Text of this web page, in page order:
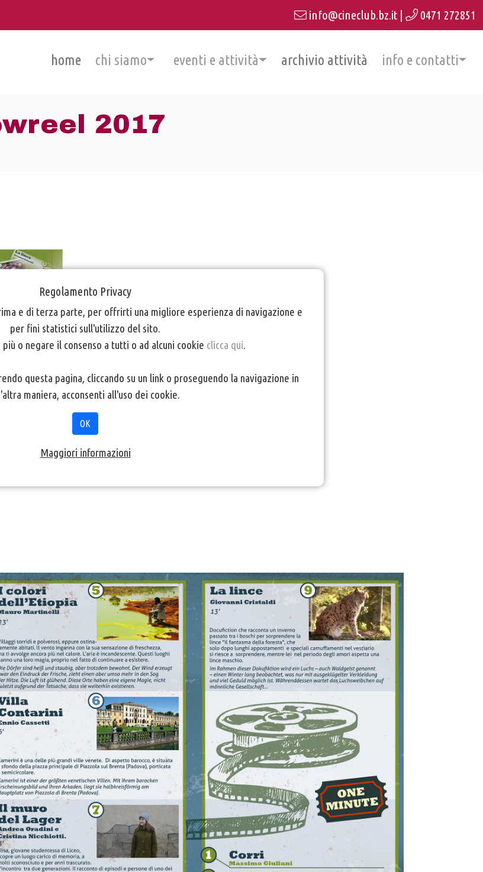
Regolamento Privacy
e di terza parte, per offrirti una migliore esperienza di navigazione e
per fini statistici sull'utilizzo del sito.
più o negare il consenso a tutti o ad alcuni cookie clicca qui.
questa pagina, cliccando su un link o proseguendo la navigazione in
maniera, acconsenti all'uso dei cookie.
OK
Maggiori informazioni
info@cineclub.bz.it 0471 272851
home chi siamo eventi e attività archivio attività info e contatti
2017